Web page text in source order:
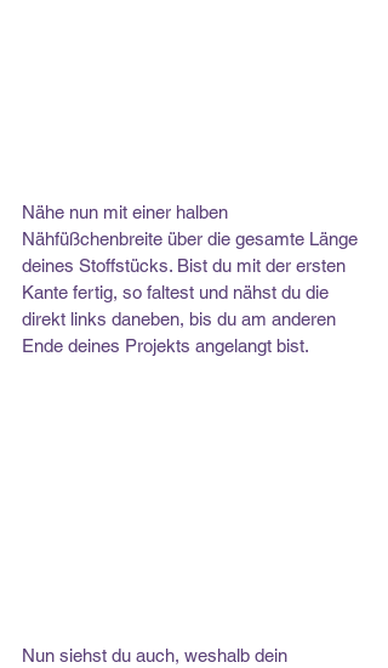
Nähe nun mit einer halben
Nähfüßchenbreite über die gesamte Länge
deines Stoffstücks. Bist du mit der ersten
Kante fertig, so faltest und nähst du die
direkt links daneben, bis du am anderen
Ende deines Projekts angelangt bist.
Nun siehst du auch, weshalb dein